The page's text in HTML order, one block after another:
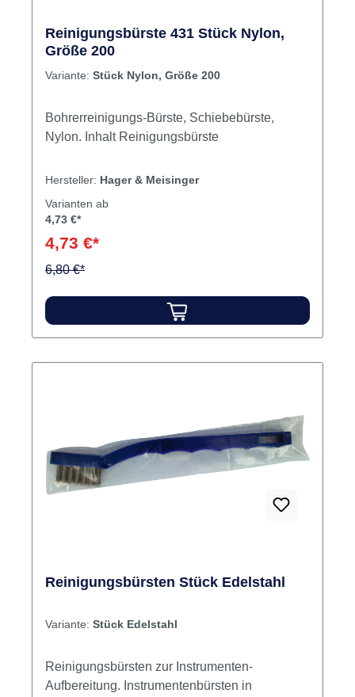
Reinigungsbürste 431 Stück Nylon,
Größe 200
Variante: Stück Nylon, Größe 200
Bohrerreinigungs-Bürste, Schiebebürste,
Nylon. Inhalt Reinigungsbürste
Hersteller: Hager & Meisinger
Varianten ab
4,73 €*
4,73 €*
6,80 €*
Reinigungsbürsten Stück Edelstahl
Variante: Stück Edelstahl
Reinigungsbürsten zur Instrumenten-
Aufbereitung. Instrumentenbürsten in